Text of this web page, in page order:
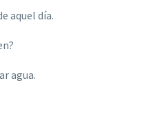
aquel día.